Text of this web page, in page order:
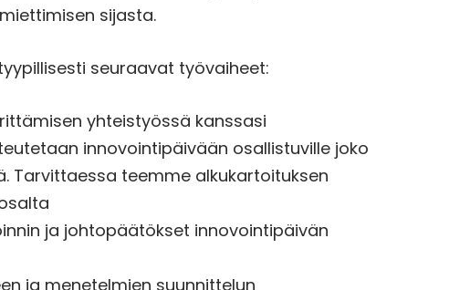
sijasta.
seuraavat työvaiheet:
yhteistyössä kanssasi
innovointipäivään osallistuville joko
Tarvittaessa teemme alkukartoituksen
ja johtopäätökset innovointipäivän
ja menetelmien suunnittelun